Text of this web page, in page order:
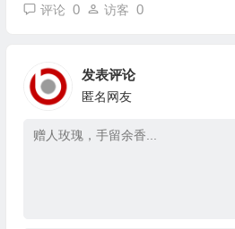
评论 0 访客 0
发表评论
匿名网友